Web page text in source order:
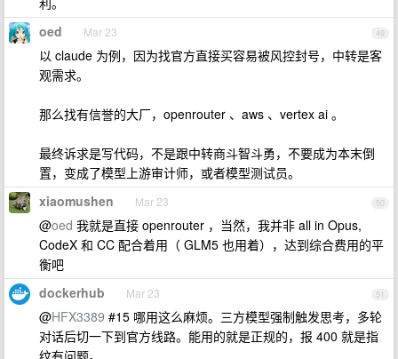
49
oed Mar 23
以 claude 为例，因为找官方直接买容易被风控封号，中转是客
观需求。
那么找有信誉的大厂，openrouter 、aws 、vertex ai 。
最终诉求是写代码，不是跟中转商斗智斗勇，不要成为本末倒
置，变成了模型上游审计师，或者模型测试员。
50
xiaomushen Mar 23
@oed 我就是直接 openrouter ，当然，我并非 all in Opus,
CodeX 和 CC 配合着用（ GLM5 也用着），达到综合费用的平
衡吧
51
dockerhub Mar 23
@HFX3389 #15 哪用这么麻烦。三方模型强制触发思考，多轮
对话后切一下到官方线路。能用的就是正规的，报 400 就是指
纹有问题。